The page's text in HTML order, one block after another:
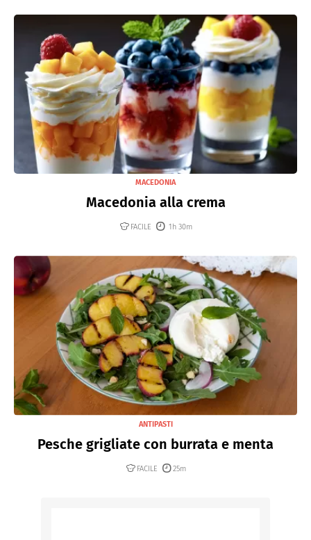
MACEDONIA
Macedonia alla crema
FACILE 1h 30m
ANTIPASTI
Pesche grigliate con burrata e menta
FACILE 25m